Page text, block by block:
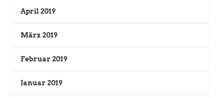
April 2019
März 2019
Februar 2019
Januar 2019